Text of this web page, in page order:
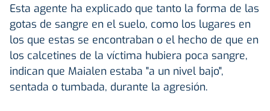
Esta agente ha explicado que tanto la forma de las
gotas de sangre en el suelo, como los lugares en
los que estas se encontraban o el hecho de que en
los calcetines de la víctima hubiera poca sangre,
indican que Maialen estaba "a un nivel bajo",
sentada o tumbada, durante la agresión.